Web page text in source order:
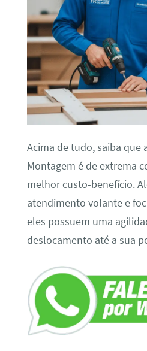
Acima de tudo, saiba que
Montagem é de extrema
melhor custo-benefício.
atendimento volante e
eles possuem uma
deslocamento até a sua